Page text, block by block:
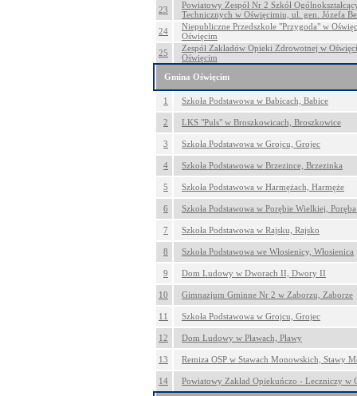
23
Powiatowy Zespół Nr 2 Szkół
Technicznych w Oświęcimiu, ul. gen. Józefa
24
Niepubliczne Przedszkole "Przygoda" w
Oświęcim
25
Zespół Zakładów Opieki Zdrowotnej w
Oświęcim
Gmina Oświęcim
1 Szkoła Podstawowa w Babicach, Babice
2 LKS "Puls" w Broszkowicach, Broszkowice
3 Szkoła Podstawowa w Grojcu, Grojec
4 Szkoła Podstawowa w Brzezince, Brzezinka
5 Szkoła Podstawowa w Harmężach, Harmęże
6 Szkoła Podstawowa w Porębie Wielkiej,
7 Szkoła Podstawowa w Rajsku, Rajsko
8 Szkoła Podstawowa we Włosienicy, Włosienica
9 Dom Ludowy w Dworach II, Dwory II
10 Gimnazjum Gminne Nr 2 w Zaborzu, Zaborze
11 Szkoła Podstawowa w Grojcu, Grojec
12 Dom Ludowy w Pławach, Pławy
13 Remiza OSP w Stawach Monowskich, Stawy
14 Powiatowy Zakład Opiekuńczo - Leczniczy w